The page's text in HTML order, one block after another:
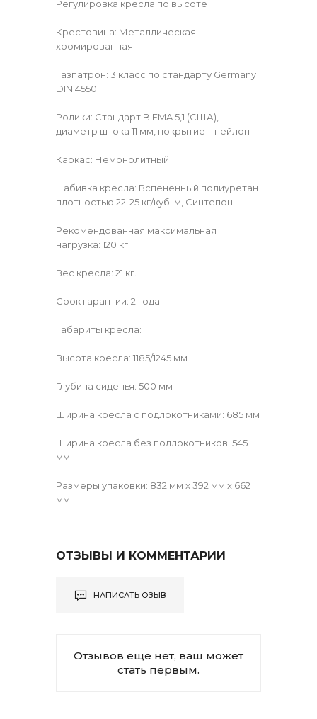
Регулировка кресла по высоте
Крестовина: Металлическая
хромированная
Газпатрон: 3 класс по стандарту Germany
DIN 4550
Ролики: Стандарт BIFMA 5,1 (США),
диаметр штока 11 мм, покрытие – нейлон
Каркас: Немонолитный
Набивка кресла: Вспененный полиуретан
плотностью 22-25 кг/куб. м, Синтепон
Рекомендованная максимальная
нагрузка: 120 кг.
Вес кресла: 21 кг.
Срок гарантии: 2 года
Габариты кресла:
Высота кресла: 1185/1245 мм
Глубина сиденья: 500 мм
Ширина кресла с подлокотниками: 685 мм
Ширина кресла без подлокотников: 545
мм
Размеры упаковки: 832 мм x 392 мм x 662
мм
ОТЗЫВЫ И КОММЕНТАРИИ
НАПИСАТЬ ОЗЫВ
Отзывов еще нет, ваш может
стать первым.